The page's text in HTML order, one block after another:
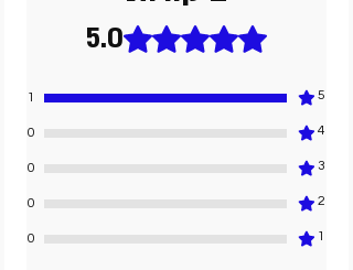
• כיתוב- כיתוב מובלט ומודגש במגוון צבעים
• עמידות- שלט מותאם לתנאי חוץ ובעל
• התקנה- על סף דופן המדרכה , עמוד או קיר
דירוג של 5 מתוך 5 כוכבים. 5.0
5
1
4
0
3
0
2
0
1
0